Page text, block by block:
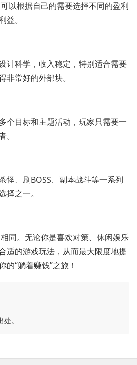
以根据自己的需要选择不同的盈利
。
计科学，收入稳定，特别适合需要
常好的外部块。
个目标和主题活动，玩家只需要一
怪、刷BOSS、副本战斗等一系列
之一。
同。无论你是喜欢对策、休闲娱乐
适的游戏玩法，从而最大限度地提
“躺着赚钱”之旅！
。